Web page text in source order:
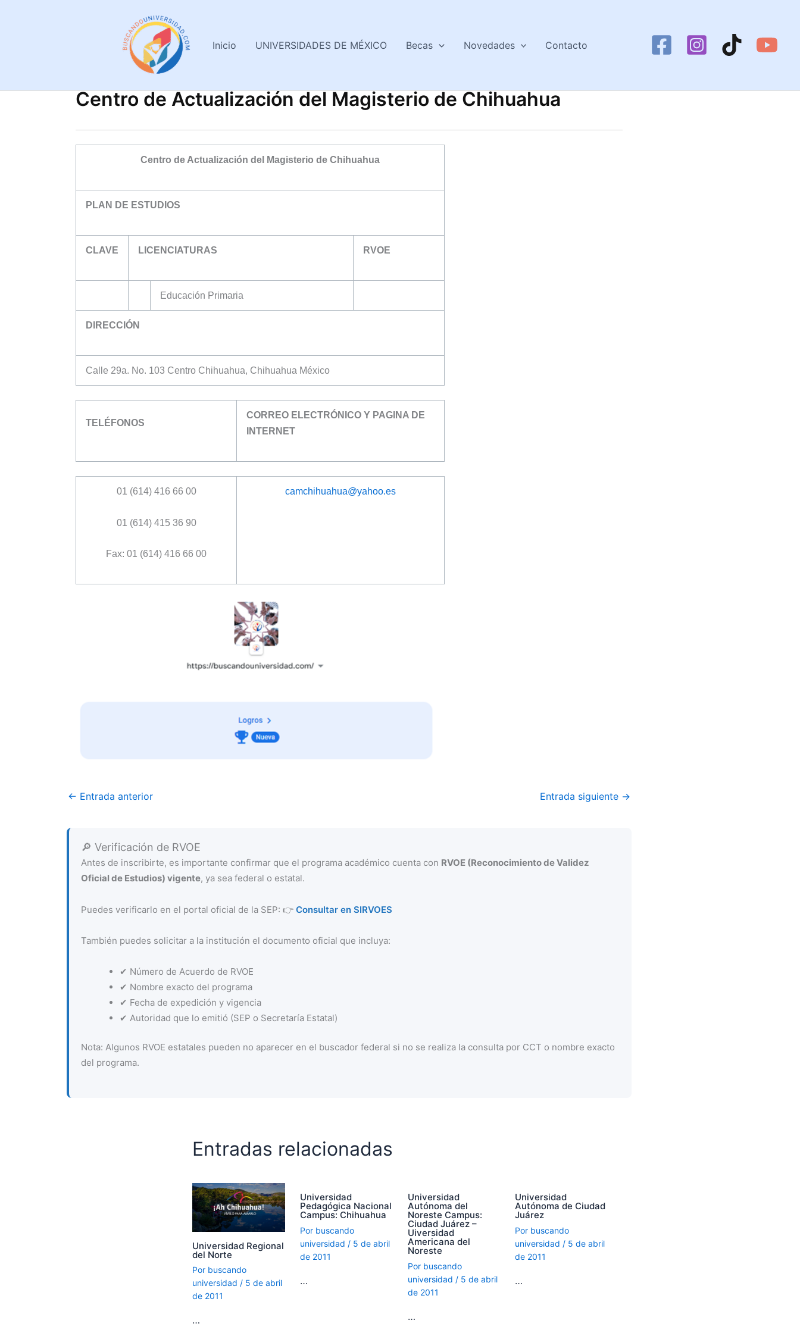
Inicio UNIVERSIDADES DE MÉXICO Becas Novedades Contacto
Centro de Actualización del Magisterio de Chihuahua
Centro de Actualización del Magisterio de Chihuahua
PLAN DE ESTUDIOS
CLAVE LICENCIATURAS RVOE
Educación Primaria
DIRECCIÓN
Calle 29a. No. 103 Centro Chihuahua, Chihuahua México
TELÉFONOS
CORREO ELECTRÓNICO Y PAGINA DE
INTERNET
01 (614) 416 66 00
01 (614) 415 36 90
Fax: 01 (614) 416 66 00
camchihuahua@yahoo.es
← Entrada anterior Entrada siguiente →
🔎 Verificación de RVOE
Antes de inscribirte, es importante confirmar que el programa académico cuenta con RVOE (Reconocimiento de Validez
Oficial de Estudios) vigente, ya sea federal o estatal.
Puedes verificarlo en el portal oficial de la SEP: 👉 Consultar en SIRVOES
También puedes solicitar a la institución el documento oficial que incluya:
✔ Número de Acuerdo de RVOE
✔ Nombre exacto del programa
✔ Fecha de expedición y vigencia
✔ Autoridad que lo emitió (SEP o Secretaría Estatal)
Nota: Algunos RVOE estatales pueden no aparecer en el buscador federal si no se realiza la consulta por CCT o nombre exacto
del programa.
Entradas relacionadas
Universidad Regional
del Norte
Por buscando
universidad / 5 de abril
de 2011
…
Universidad
Pedagógica Nacional
Campus: Chihuahua
Por buscando
universidad / 5 de abril
de 2011
…
Universidad
Autónoma del
Noreste Campus:
Ciudad Juárez –
Uiversidad
Americana del
Noreste
Por buscando
universidad / 5 de abril
de 2011
…
Universidad
Autónoma de Ciudad
Juárez
Por buscando
universidad / 5 de abril
de 2011
…